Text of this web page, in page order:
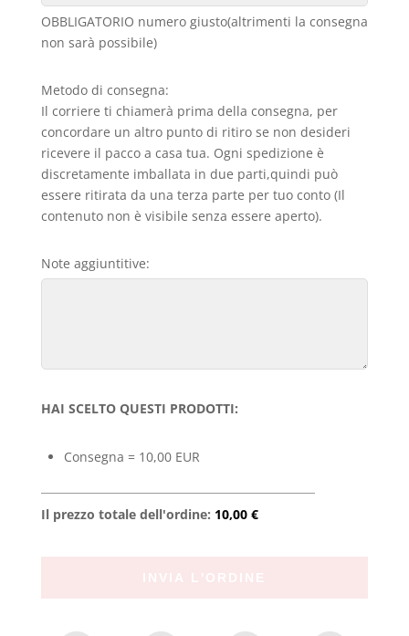
OBBLIGATORIO numero giusto(altrimenti la consegna
non sarà possibile)
Metodo di consegna:
Il corriere ti chiamerà prima della consegna, per
concordare un altro punto di ritiro se non desideri
ricevere il pacco a casa tua. Ogni spedizione è
discretamente imballata in due parti,quindi può
essere ritirata da una terza parte per tuo conto (Il
contenuto non è visibile senza essere aperto).
Note aggiuntitive:
HAI SCELTO QUESTI PRODOTTI:
Consegna = 10,00 EUR
Il prezzo totale dell'ordine: 10,00 €